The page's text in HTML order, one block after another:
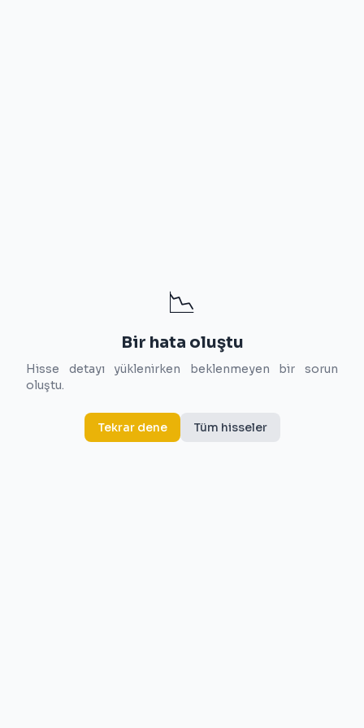
📉
Bir hata oluştu
Hisse detayı yüklenirken beklenmeyen bir sorun
oluştu.
Tekrar dene Tüm hisseler